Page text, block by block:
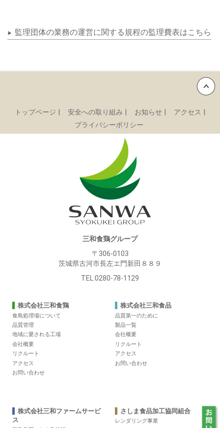
▶ 監理団体の業務の運営に関する規程の監理費表はこちら
トップページ 安全への取り組み お知らせ
アクセス
プライバシーポリシー
三和食鶏グループ
〒306-0103
茨城県古河市長左エ門新田８８９
TEL:0280-78-1129
株式会社三和食鶏
食鳥処理場について
品質管理
地域に愛される工場
会社概要
リクルート
アクセス
お問い合わせ
株式会社三和食品
品質第一のために
製品一覧
会社概要
リクルート
アクセス
お問い合わせ
株式会社三和ファームサービ
ス
さしま食品加工協同組合
レンダリング事業